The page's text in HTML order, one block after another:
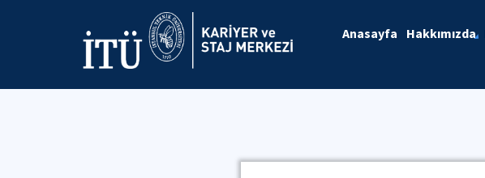
Anasayfa Hakkımızda